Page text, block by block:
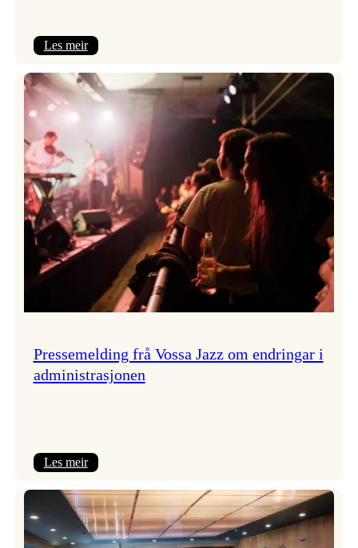
Les meir:
Jazz
søkjer
Pressemelding frå Vossa Jazz om endringar i
administrasjonen
Les meir:
frå
Vossa
Jazz